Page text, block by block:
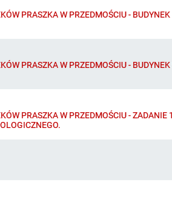
PRASZKA W PRZEDMOŚCIU -
PRASZKA W PRZEDMOŚCIU -
PRASZKA W PRZEDMOŚCIU - ZADANIE